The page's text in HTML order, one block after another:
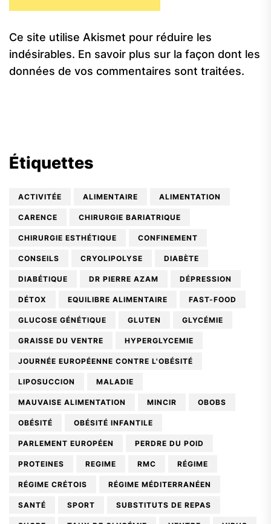
Ce site utilise Akismet pour réduire les
indésirables. En savoir plus sur la façon dont les
données de vos commentaires sont traitées.
Étiquettes
ACTIVITÉE ALIMENTAIRE ALIMENTATION
CARENCE CHIRURGIE BARIATRIQUE
CHIRURGIE ESTHÉTIQUE CONFINEMENT
CONSEILS CRYOLIPOLYSE DIABÈTE
DIABÉTIQUE DR PIERRE AZAM DÉPRESSION
DÉTOX EQUILIBRE ALIMENTAIRE FAST-FOOD
GLUCOSE GÉNÉTIQUE GLUTEN GLYCÉMIE
GRAISSE DU VENTRE HYPERGLYCEMIE
JOURNÉE EUROPÉENNE CONTRE L'OBÉSITÉ
LIPOSUCCION MALADIE
MAUVAISE ALIMENTATION MINCIR OBOBS
OBÉSITÉ OBÉSITÉ INFANTILE
PARLEMENT EUROPÉEN PERDRE DU POID
PROTEINES REGIME RMC RÉGIME
RÉGIME CRÉTOIS RÉGIME MÉDITERRANÉEN
SANTÉ SPORT SUBSTITUTS DE REPAS